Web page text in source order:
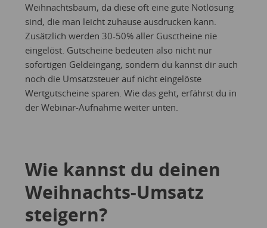
Weihnachtsbaum, da diese oft eine gute Notlösung
sind, die man leicht zuhause ausdrucken kann.
Zusätzlich werden 30-50% aller Gusctheine nie
eingelöst. Gutscheine bedeuten also nicht nur
sofortigen Geldeingang, sondern du kannst dir auch
noch die Umsatzsteuer auf nicht eingelöste
Wertgutscheine sparen. Wie das geht, erfährst du in
der Webinar-Aufnahme weiter unten.
Wie kannst du deinen
Weihnachts-Umsatz
steigern?